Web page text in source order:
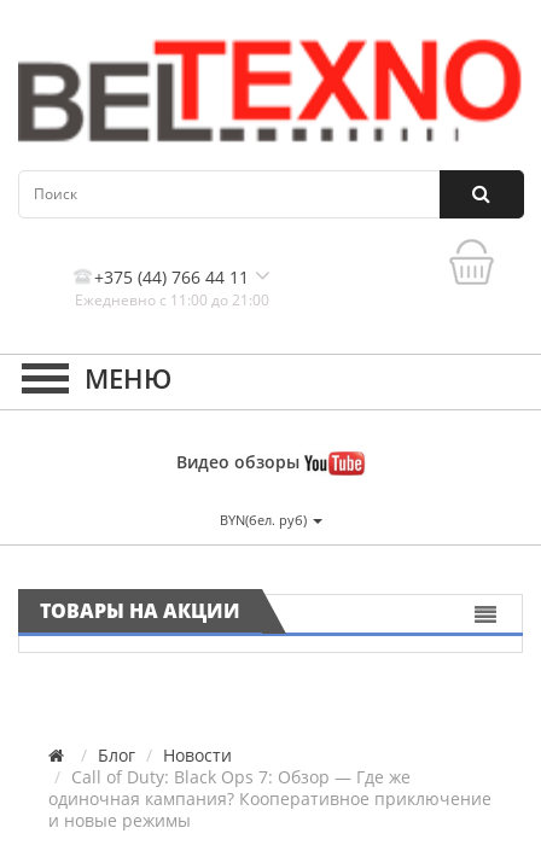
+375 (44) 766 44 11
Ежедневно с 11:00 до 21:00
Контакты, и схема проезда
Видео обзоры
BYN(бел. руб)
ТОВАРЫ НА АКЦИИ
Блог
Новости
Call of Duty: Black Ops 7: Обзор — Где же
одиночная кампания? Кооперативное приключение
и новые режимы